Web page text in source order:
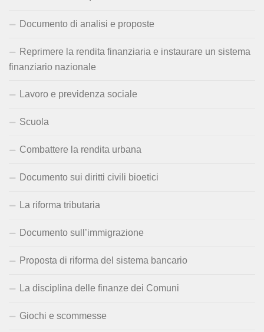
Documento di analisi e proposte
Reprimere la rendita finanziaria e instaurare un sistema
finanziario nazionale
Lavoro e previdenza sociale
Scuola
Combattere la rendita urbana
Documento sui diritti civili bioetici
La riforma tributaria
Documento sull’immigrazione
Proposta di riforma del sistema bancario
La disciplina delle finanze dei Comuni
Giochi e scommesse